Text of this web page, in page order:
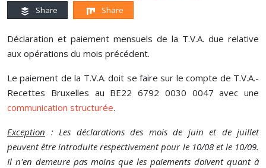
Share
Share
Déclaration et paiement mensuels de la T.V.A. due relative
aux opérations du mois précédent.
Le paiement de la T.V.A. doit se faire sur le compte de T.V.A.-
Recettes Bruxelles au BE22 6792 0030 0047 avec une
communication structurée.
Exception : Les déclarations des mois de juin et de juillet
peuvent être introduite respectivement pour le 10/08 et le 10/09.
Il n'en demeure pas moins que les paiements doivent quant à